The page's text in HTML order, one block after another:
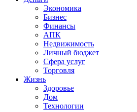
Экономика
Бизнес
Финансы
АПК
Недвижимость
Личный бюджет
Сфера услуг
Торговля
Жизнь
Здоровье
Дом
Технологии